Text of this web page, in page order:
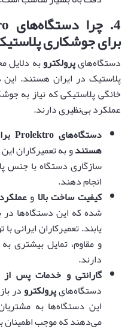
4. چرا دستگاه‌های
برای جوشکاری
دستگاه‌هایپرولکتروبه دلایل
پلاستیک در ایران هستند. این
خانگی پلاستیکی که نیاز به
عملکرد بی‌نظیری دارند.
دستگاه‌هایProlektro
هستندو به تعمیرکاران
سازگاری دستگاه با جنس
انجام دهند.
کیفیت ساخت بالا و
شده که این دستگاه‌ها در
یابند. تعمیرکاران ایرانی
و مقاوم، تمایل بیشتری
دارند.
گارانتی و خدمات پس
دستگاه‌هایپرولکترودر
این دستگاه‌ها به
می‌دهند که موجب